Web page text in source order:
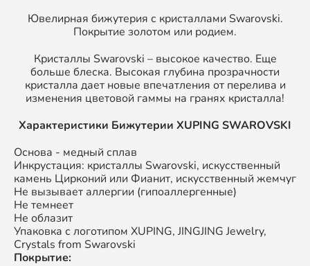
Ювелирная бижутерия с кристаллами Swarovski.
Покрытие золотом или родием.
Кристаллы Swarovski – высокое качество. Еще
больше блеска. Высокая глубина прозрачности
кристалла дает новые впечатления от перелива и
изменения цветовой гаммы на гранях кристалла!
Характеристики Бижутерии XUPING SWAROVSKI
Основа - медный сплав
Инкрустация: кристаллы Swarovski, искусственный
камень Цирконий или Фианит, искусственный жемчуг
Не вызывает аллергии (гипоаллергенные)
Не темнеет
Не облазит
Упаковка с логотипом XUPING, JINGJING Jewelry,
Crystals from Swarovski
Покрытие: